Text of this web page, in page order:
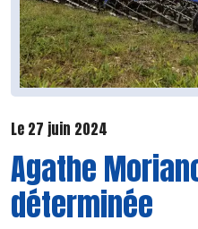
Le 27 juin 2024
Agathe
déterminée